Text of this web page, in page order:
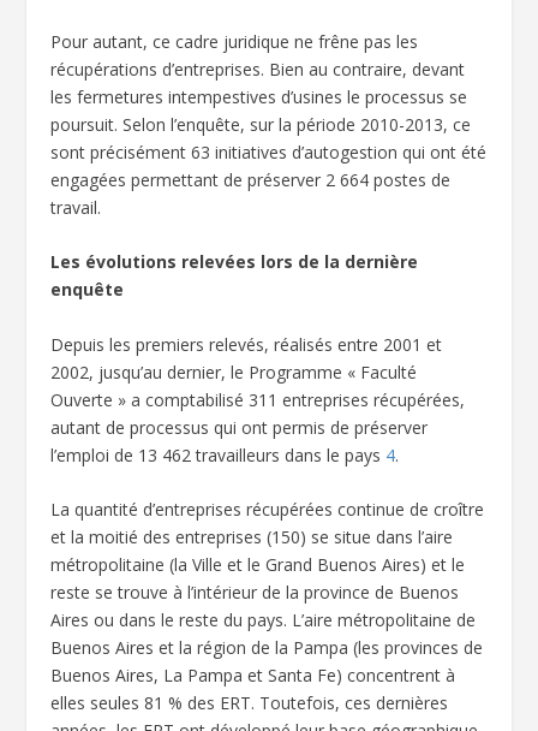
Pour autant, ce cadre juridique ne frêne pas les
récupérations d’entreprises. Bien au contraire, devant
les fermetures intempestives d’usines le processus se
poursuit. Selon l’enquête, sur la période 2010-2013, ce
sont précisément 63 initiatives d’autogestion qui ont été
engagées permettant de préserver 2 664 postes de
travail.
Les évolutions relevées lors de la dernière
enquête
Depuis les premiers relevés, réalisés entre 2001 et
2002, jusqu’au dernier, le Programme « Faculté
Ouverte » a comptabilisé 311 entreprises récupérées,
autant de processus qui ont permis de préserver
l’emploi de 13 462 travailleurs dans le pays 4.
La quantité d’entreprises récupérées continue de croître
et la moitié des entreprises (150) se situe dans l’aire
métropolitaine (la Ville et le Grand Buenos Aires) et le
reste se trouve à l’intérieur de la province de Buenos
Aires ou dans le reste du pays. L’aire métropolitaine de
Buenos Aires et la région de la Pampa (les provinces de
Buenos Aires, La Pampa et Santa Fe) concentrent à
elles seules 81 % des ERT. Toutefois, ces dernières